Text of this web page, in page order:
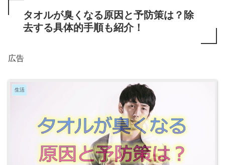
タオルが臭くなる原因と予防策は？除
去する具体的手順も紹介！
広告
生活